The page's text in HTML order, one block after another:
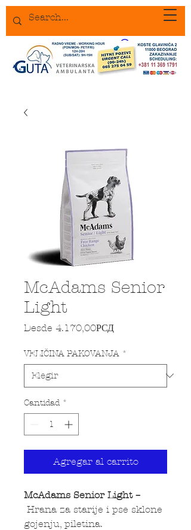
McAdams Senior
Light
Desde 4.170,00РСДPrecio de oferta
VELIČINA PAKOVANJA *
Cantidad *
Agregar al carrito
McAdams Senior Light –
Hrana za starije i pse sklone
gojenju, piletina.